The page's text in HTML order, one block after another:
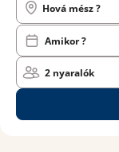
Hová mész ?
Amikor ?
2 nyaralók